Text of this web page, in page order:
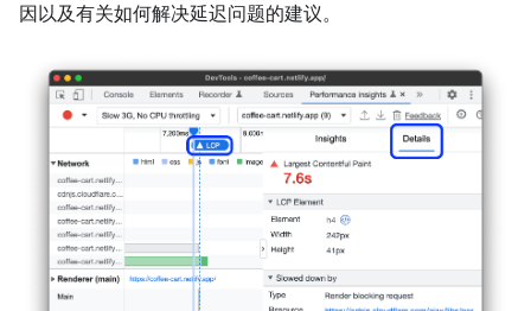
因以及有关如何解决延迟问题的建议。